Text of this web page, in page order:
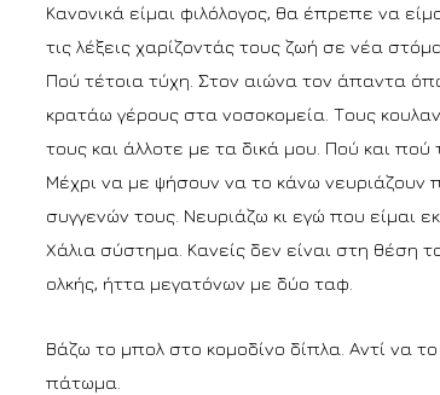
Κανονικά είμαι φιλόλογος, θα έπρεπε να
τις λέξεις χαρίζοντάς τους ζωή σε νέα
Πού τέτοια τύχη. Στον αιώνα τον άπαντα
κρατάω γέρους στα νοσοκομεία. Τους
τους και άλλοτε με τα δικά μου. Πού και
Μέχρι να με ψήσουν να το κάνω νευριάζουν
συγγενών τους. Νευριάζω κι εγώ που είμαι
Χάλια σύστημα. Κανείς δεν είναι στη θέση
ολκής, ήττα μεγατόνων με δύο ταφ.
Βάζω το μπολ στο κομοδίνο δίπλα. Αντί να
πάτωμα.